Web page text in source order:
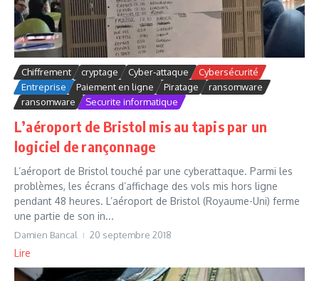
Chiffrement cryptage Cyber-attaque
Cybersécurité
Entreprise
Paiement en ligne Piratage
ransomware
ransomware
Securite informatique
L’aéroport de Bristol mis au tapis par un
logiciel de rançonnage
L’aéroport de Bristol touché par une cyberattaque. Parmi les
problèmes, les écrans d’affichage des vols mis hors ligne
pendant 48 heures. L’aéroport de Bristol (Royaume-Uni) ferme
une partie de son in...
Damien Bancal 20 septembre 2018
Lire